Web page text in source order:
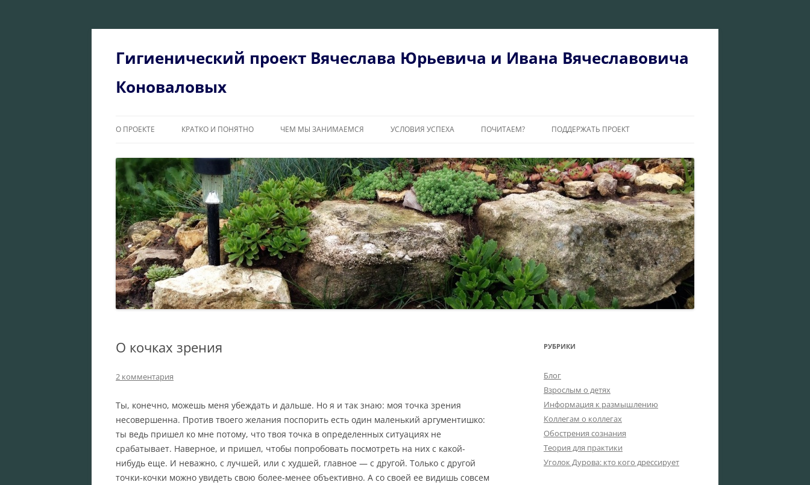
Перейти
Гигиенический проект Вячеслава Юрьевича и Ивана Вячеславовича
Коноваловых
О ПРОЕКТЕ КРАТКО И ПОНЯТНО ЧЕМ МЫ ЗАНИМАЕМСЯ УСЛОВИЯ УСПЕХА ПОЧИТАЕМ? ПОДДЕРЖАТЬ ПРОЕКТ
О кочках зрения
2 комментария
Ты, конечно, можешь меня убеждать и дальше. Но я и так знаю: моя точка зрения
несовершенна. Против твоего желания поспорить есть один маленький аргументишко:
ты ведь пришел ко мне потому, что твоя точка в определенных ситуациях не
срабатывает. Наверное, и пришел, чтобы попробовать посмотреть на них с какой-
нибудь еще. И неважно, с лучшей, или с худшей, главное — с другой. Только с другой
точки-кочки можно увидеть свою более-менее объективно. А со своей ее видишь совсем
РУБРИКИ
Блог
Взрослым о детях
Информация к размышлению
Коллегам о коллегах
Обострения сознания
Теория для практики
Уголок Дурова: кто кого дрессирует